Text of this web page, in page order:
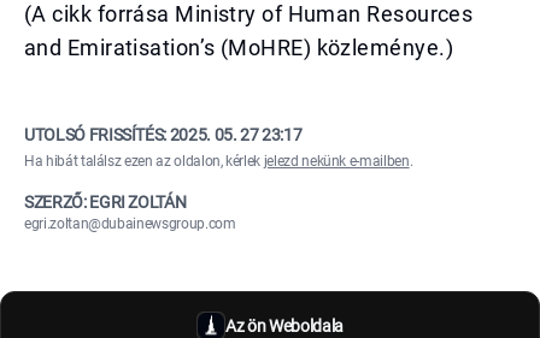
(A cikk forrása Ministry of Human Resources
and Emiratisation’s (MoHRE) közleménye.)
UTOLSÓ FRISSÍTÉS:2025. 05. 27 23:17
Ha hibát találsz ezen az oldalon, kérlek jelezd nekünk e-mailben.
SZERZŐ: EGRI ZOLTÁN
egri.zoltan@dubainewsgroup.com
Az ön Weboldala